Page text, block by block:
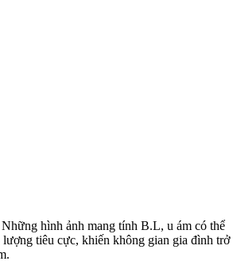
hình ảnh mang tính B.L, u ám có thể
lượng tiêu cực, khiến không gian gia đình trở